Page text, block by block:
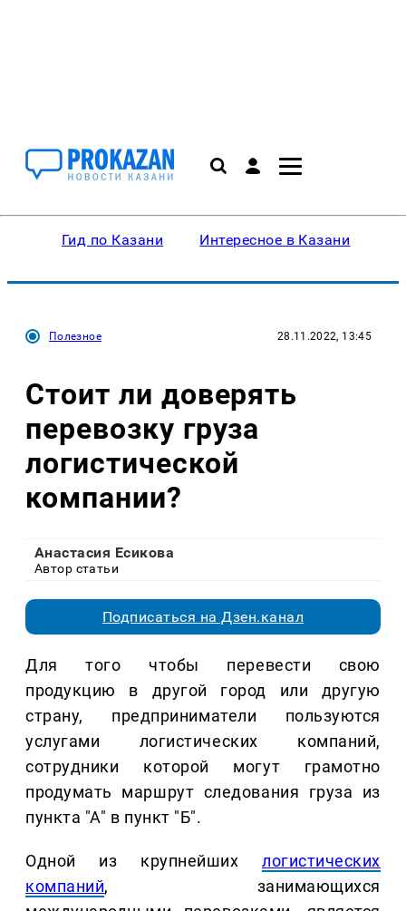
Гид по Казани Интересное в Казани
Полезное 28.11.2022, 13:45
Стоит ли доверять
перевозку груза
логистической
компании?
Анастасия Есикова
Автор статьи
Подписаться на Дзен.канал
Для того чтобы перевести свою
продукцию в другой город или другую
страну, предприниматели пользуются
услугами логистических компаний,
сотрудники которой могут грамотно
продумать маршрут следования груза из
пункта "А" в пункт "Б".
Одной из крупнейших логистических
компаний, занимающихся